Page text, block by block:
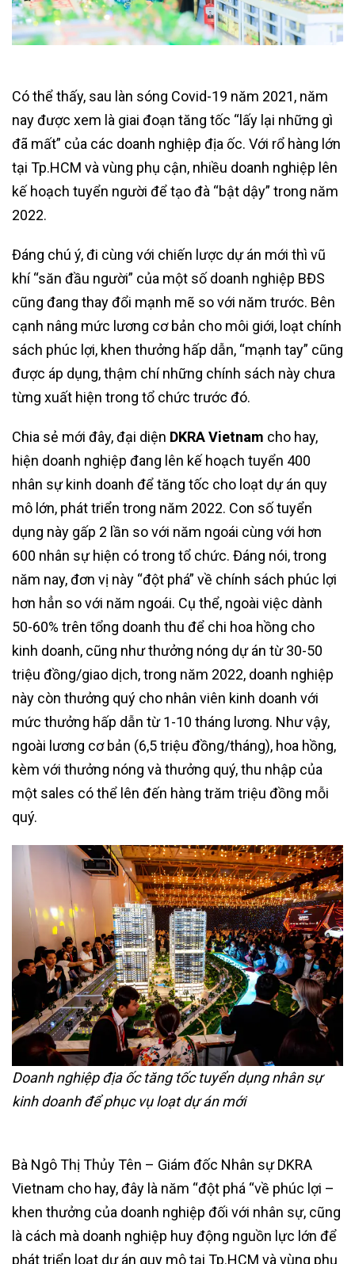
Có thể thấy, sau làn sóng Covid-19 năm 2021, năm
nay được xem là giai đoạn tăng tốc “lấy lại những gì
đã mất” của các doanh nghiệp địa ốc. Với rổ hàng lớn
tại Tp.HCM và vùng phụ cận, nhiều doanh nghiệp lên
kế hoạch tuyển người để tạo đà “bật dậy” trong năm
2022.
Đáng chú ý, đi cùng với chiến lược dự án mới thì vũ
khí “săn đầu người” của một số doanh nghiệp BĐS
cũng đang thay đổi mạnh mẽ so với năm trước. Bên
cạnh nâng mức lương cơ bản cho môi giới, loạt chính
sách phúc lợi, khen thưởng hấp dẫn, “mạnh tay” cũng
được áp dụng, thậm chí những chính sách này chưa
từng xuất hiện trong tổ chức trước đó.
Chia sẻ mới đây, đại diện DKRA Vietnam cho hay,
hiện doanh nghiệp đang lên kế hoạch tuyển 400
nhân sự kinh doanh để tăng tốc cho loạt dự án quy
mô lớn, phát triển trong năm 2022. Con số tuyển
dụng này gấp 2 lần so với năm ngoái cùng với hơn
600 nhân sự hiện có trong tổ chức. Đáng nói, trong
năm nay, đơn vị này “đột phá” về chính sách phúc lợi
hơn hẳn so với năm ngoái. Cụ thể, ngoài việc dành
50-60% trên tổng doanh thu để chi hoa hồng cho
kinh doanh, cũng như thưởng nóng dự án từ 30-50
triệu đồng/giao dịch, trong năm 2022, doanh nghiệp
này còn thưởng quý cho nhân viên kinh doanh với
mức thưởng hấp dẫn từ 1-10 tháng lương. Như vậy,
ngoài lương cơ bản (6,5 triệu đồng/tháng), hoa hồng,
kèm với thưởng nóng và thưởng quý, thu nhập của
một sales có thể lên đến hàng trăm triệu đồng mỗi
quý.
Doanh nghiệp địa ốc tăng tốc tuyển dụng nhân sự
kinh doanh để phục vụ loạt dự án mới
Bà Ngô Thị Thủy Tên – Giám đốc Nhân sự DKRA
Vietnam cho hay, đây là năm “đột phá “về phúc lợi –
khen thưởng của doanh nghiệp đối với nhân sự, cũng
là cách mà doanh nghiệp huy động nguồn lực lớn để
phát triển loạt dự án quy mô tại Tp.HCM và vùng phụ